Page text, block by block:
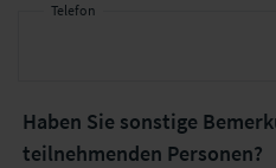
Telefon
Haben Sie sonstige
teilnehmenden Personen?